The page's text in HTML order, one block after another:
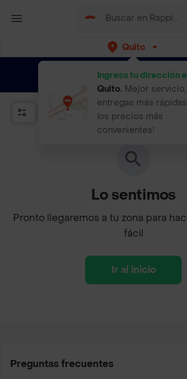
Quito
Ingresa tu dirección
Quito. Mejor servicio,
entregas más
los precios más
convenientes!
envíos gratis por semanas
Promociones Más de 4.5
Lo sentimos
Pronto llegaremos a tu zona para
fácil
Ir al inicio
Preguntas frecuentes